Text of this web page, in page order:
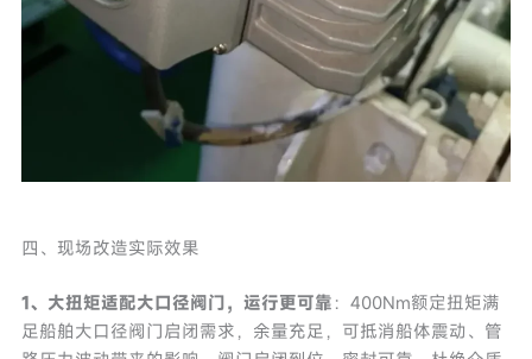
四、现场改造实际效果
1、大扭矩适配大口径阀门，运行更可靠 ：400Nm额定扭矩满
足船舶大口径阀门启闭需求，余量充足，可抵消船体震动、管